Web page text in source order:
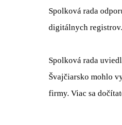
Spolková rada
digitálnych registrov.
Spolková rada
Švajčiarsko mohlo
firmy. Viac sa